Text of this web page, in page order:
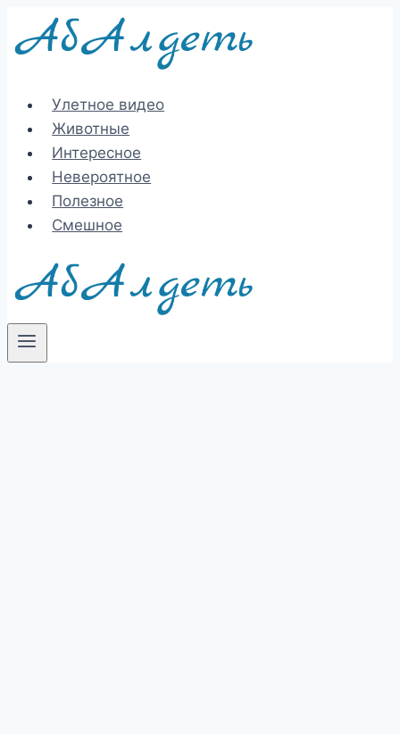
Перейти
Улетное видео
Животные
Интересное
Невероятное
Полезное
Смешное